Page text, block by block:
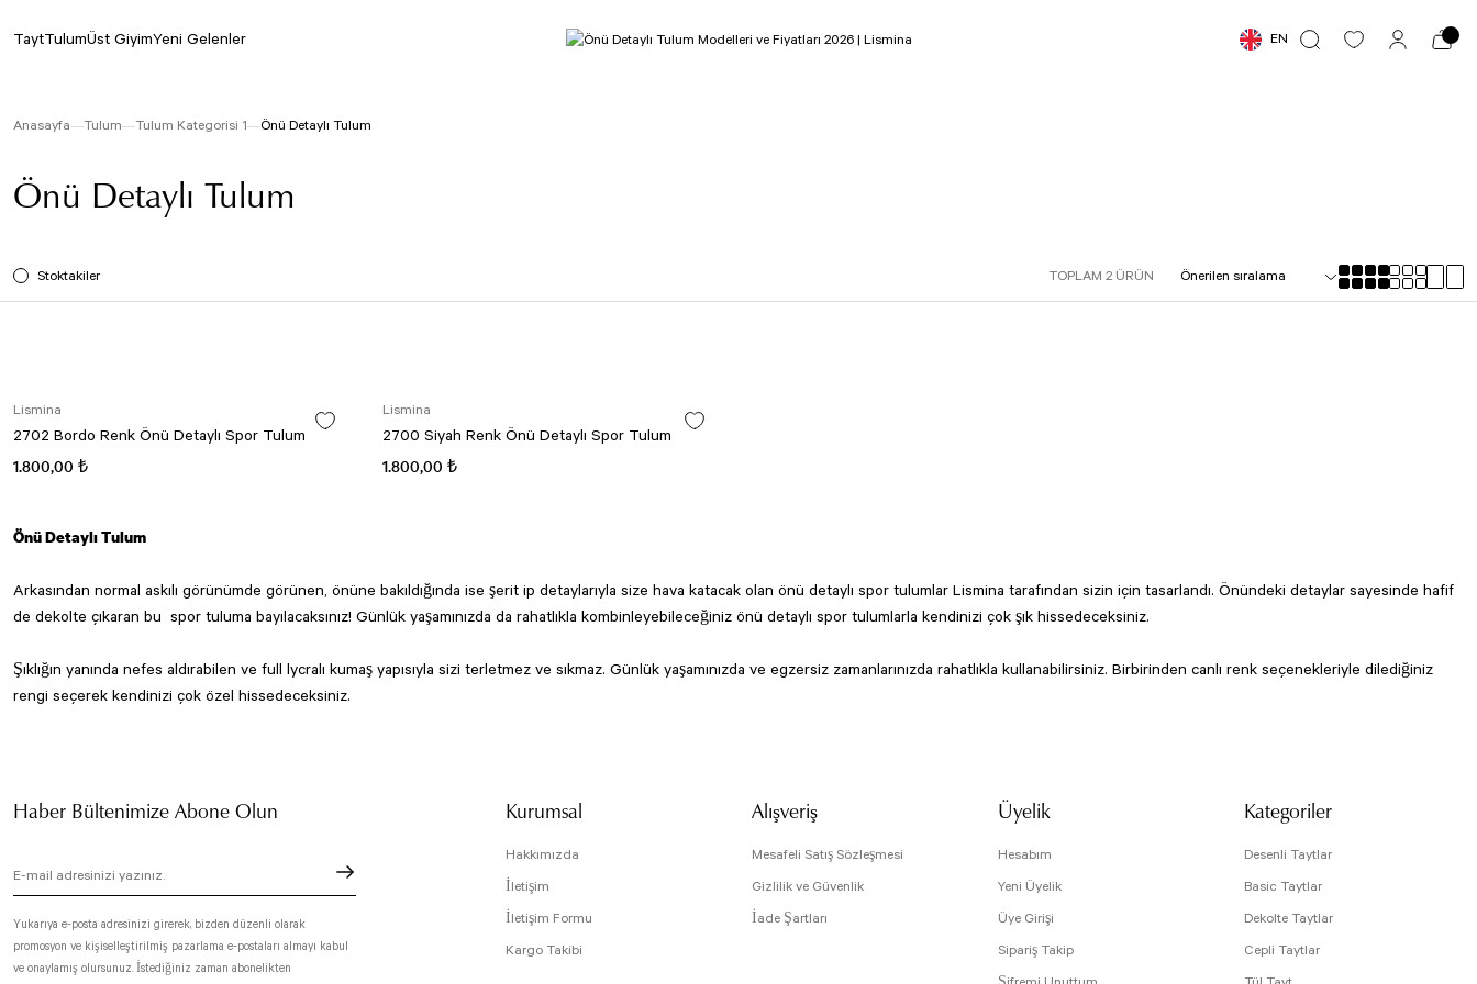
TaytTulumÜst GiyimYeni Gelenler EN
Anasayfa Tulum Tulum Kategorisi 1 Önü Detaylı Tulum
Önü Detaylı Tulum
Stoktakiler TOPLAM 2 ÜRÜN
Lismina
2702 Bordo Renk Önü Detaylı Spor Tulum
1.800,00 ₺
Lismina
2700 Siyah Renk Önü Detaylı Spor Tulum
1.800,00 ₺
Önü Detaylı Tulum
Arkasından normal askılı görünümde görünen, önüne bakıldığında ise şerit ip detaylarıyla size hava katacak olan önü detaylı spor tulumlar Lismina tarafından sizin için tasarlandı. Önündeki detaylar sayesinde hafif
de dekolte çıkaran bu spor tuluma bayılacaksınız! Günlük yaşamınızda da rahatlıkla kombinleyebileceğiniz önü detaylı spor tulumlarla kendinizi çok şık hissedeceksiniz.
Şıklığın yanında nefes aldırabilen ve full lycralı kumaş yapısıyla sizi terletmez ve sıkmaz. Günlük yaşamınızda ve egzersiz zamanlarınızda rahatlıkla kullanabilirsiniz. Birbirinden canlı renk seçenekleriyle dilediğiniz
rengi seçerek kendinizi çok özel hissedeceksiniz.
Haber Bültenimize Abone Olun
Yukarıya e-posta adresinizi girerek, bizden düzenli olarak
promosyon ve kişiselleştirilmiş pazarlama e-postaları almayı kabul
ve onaylamış olursunuz. İstediğiniz zaman abonelikten
Kurumsal
Hakkımızda
İletişim
İletişim Formu
Kargo Takibi
Alışveriş
Mesafeli Satış Sözleşmesi
Gizlilik ve Güvenlik
İade Şartları
Üyelik
Hesabım
Yeni Üyelik
Üye Girişi
Sipariş Takip
Kategoriler
Desenli Taytlar
Basic Taytlar
Dekolte Taytlar
Cepli Taytlar